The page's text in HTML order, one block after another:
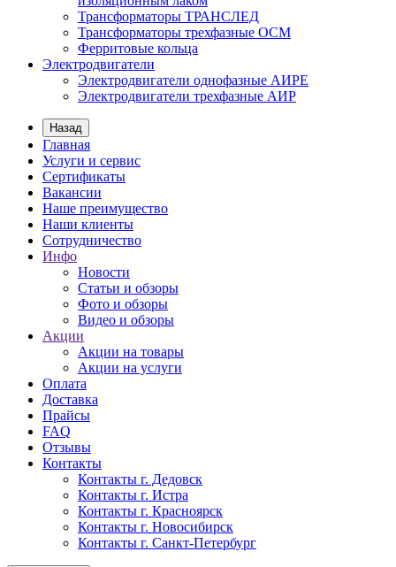
Трансформаторы ТРАНСЛЕД
Трансформаторы трехфазные ОСМ
Ферритовые кольца
Электродвигатели
Электродвигатели однофазные АИРЕ
Электродвигатели трехфазные АИР
Назад
Главная
Услуги и сервис
Сертификаты
Вакансии
Наше преимущество
Наши клиенты
Сотрудничество
Инфо
Новости
Статьи и обзоры
Фото и обзоры
Видео и обзоры
Акции
Акции на товары
Акции на услуги
Оплата
Доставка
Прайсы
FAQ
Отзывы
Контакты
Контакты г. Дедовск
Контакты г. Истра
Контакты г. Красноярск
Контакты г. Новосибирск
Контакты г. Санкт-Петербург